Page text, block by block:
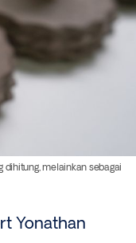
melainkan sebagai
Yonathan